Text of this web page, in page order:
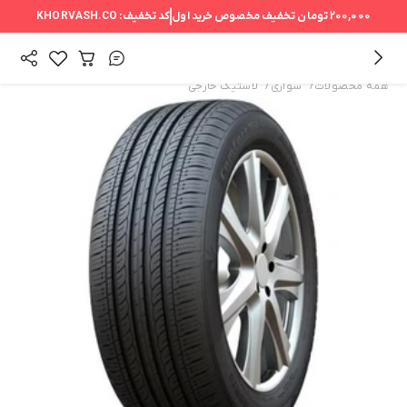
200,000 تومان تخفیف مخصوص خرید اولکد تخفیف: KHORVASH.CO
همه محصولات/ سواری / لاستیک خارجی